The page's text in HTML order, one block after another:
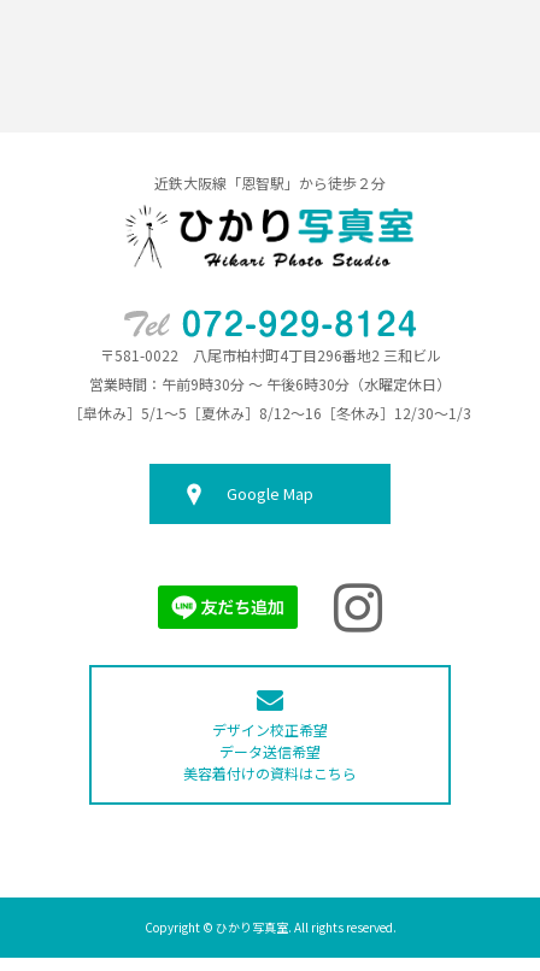
近鉄大阪線「恩智駅」から徒歩２分
〒581-0022 八尾市柏村町4丁目296番地2 三和ビル
営業時間：午前9時30分 ～ 午後6時30分（水曜定休日）
［皐休み］5/1～5［夏休み］8/12～16［冬休み］12/30～1/3
Google Map
デザイン校正希望
データ送信希望
美容着付けの資料はこちら
Copyright © ひかり写真室. All rights reserved.